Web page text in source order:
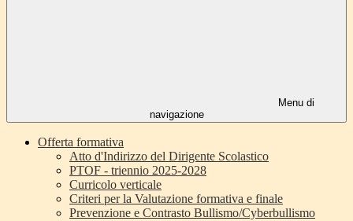
Menu di
navigazione
Offerta formativa
Atto d'Indirizzo del Dirigente Scolastico
PTOF - triennio 2025-2028
Curricolo verticale
Criteri per la Valutazione formativa e finale
Prevenzione e Contrasto Bullismo/Cyberbullismo